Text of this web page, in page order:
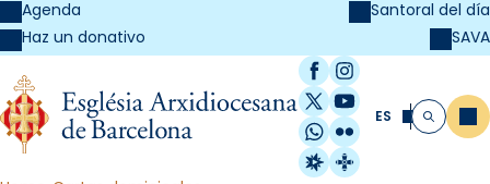
Agenda
Haz un donativo
Santoral del día
SAVA
Facebook
Instagram
X / Twitter
YouTube
WhatsApp
Flickr
Radio Estel
Catalunya
ES Buscar